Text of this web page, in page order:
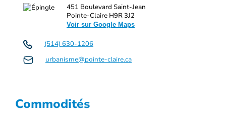
451 Boulevard Saint-Jean
Pointe-Claire H9R 3J2
Voir sur Google Maps
(514) 630-1206
urbanisme@pointe-claire.ca
Commodités